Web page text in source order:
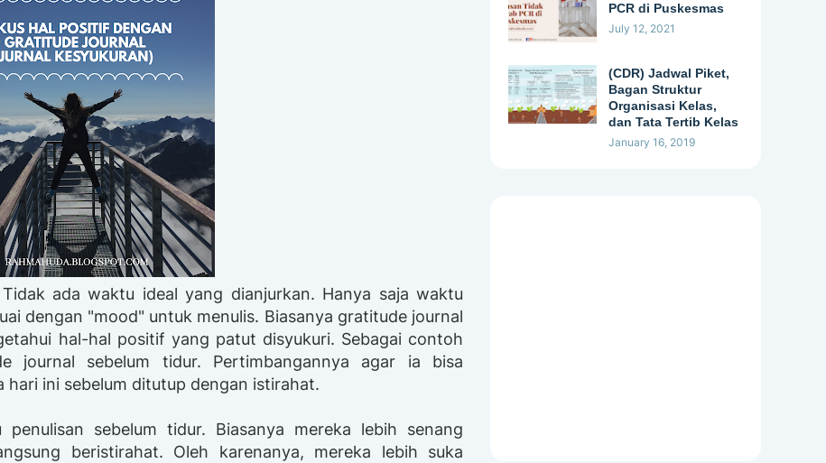
ada waktu ideal yang dianjurkan. Hanya saja waktu
dengan "mood" untuk menulis. Biasanya gratitude journal
hal-hal positif yang patut disyukuri. Sebagai contoh
journal sebelum tidur. Pertimbangannya agar ia bisa
ini sebelum ditutup dengan istirahat.
sebelum tidur. Biasanya mereka lebih senang
beristirahat. Oleh karenanya, mereka lebih suka
PCR di Puskesmas
July 12, 2021
(CDR) Jadwal Piket,
Bagan Struktur
Organisasi Kelas,
dan Tata Tertib Kelas
January 16, 2019